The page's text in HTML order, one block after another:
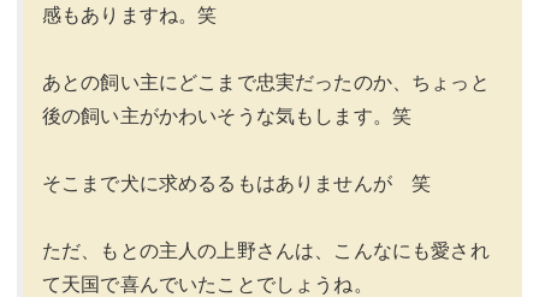
感もありますね。笑
あとの飼い主にどこまで忠実だったのか、ちょっと
後の飼い主がかわいそうな気もします。笑
そこまで犬に求めるるもはありませんが 笑
ただ、もとの主人の上野さんは、こんなにも愛され
て天国で喜んでいたことでしょうね。